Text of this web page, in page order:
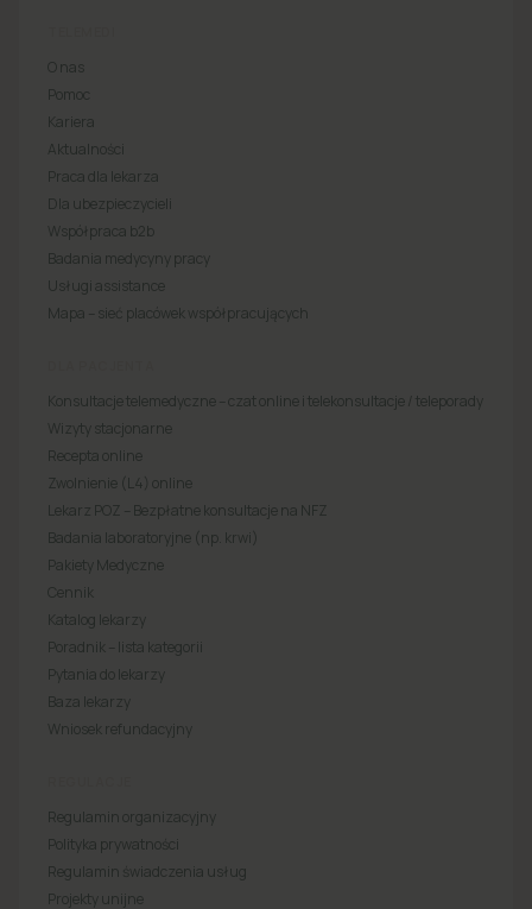
O nas
Pomoc
Kariera
Aktualności
Praca dla lekarza
Dla ubezpieczycieli
Współpraca b2b
Badania medycyny pracy
Usługi assistance
Mapa – sieć placówek współpracujących
Konsultacje telemedyczne – czat online i telekonsultacje / teleporady
Wizyty stacjonarne
Recepta online
Zwolnienie (L4) online
Lekarz POZ – Bezpłatne konsultacje na NFZ
Badania laboratoryjne (np. krwi)
Pakiety Medyczne
Cennik
Katalog lekarzy
Poradnik – lista kategorii
Pytania do lekarzy
Baza lekarzy
Wniosek refundacyjny
Regulamin organizacyjny
Polityka prywatności
Regulamin świadczenia usług
Projekty unijne